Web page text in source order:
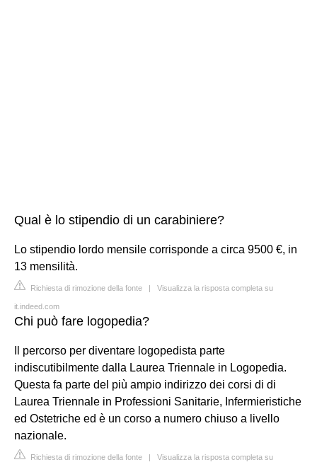
Qual è lo stipendio di un carabiniere?
Lo stipendio lordo mensile corrisponde a circa 9500 €, in
13 mensilità.
Richiesta di rimozione della fonte | Visualizza la risposta completa su
it.indeed.com
Chi può fare logopedia?
Il percorso per diventare logopedista parte
indiscutibilmente dalla Laurea Triennale in Logopedia.
Questa fa parte del più ampio indirizzo dei corsi di di
Laurea Triennale in Professioni Sanitarie, Infermieristiche
ed Ostetriche ed è un corso a numero chiuso a livello
nazionale.
Richiesta di rimozione della fonte | Visualizza la risposta completa su